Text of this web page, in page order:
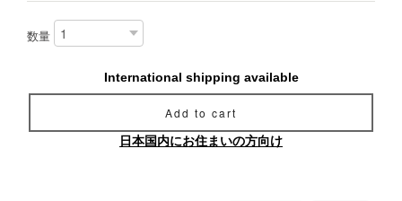
数量
International shipping available
Add to cart
日本国内にお住まいの方向け